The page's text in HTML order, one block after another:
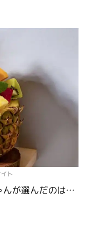
ト
んが選んだのは…